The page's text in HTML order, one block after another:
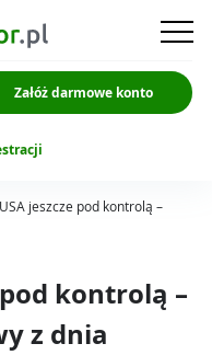
Załóż darmowe konto
jeszcze pod kontrolą –
kontrolą –
z dnia